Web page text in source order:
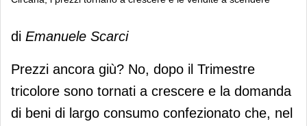
Circana, i prezzi tornano a crescere e
le vendite a scendere
di Emanuele Scarci
Prezzi ancora giù? No, dopo il Trimestre
tricolore sono tornati a crescere e la domanda
di beni di largo consumo confezionato che, nel